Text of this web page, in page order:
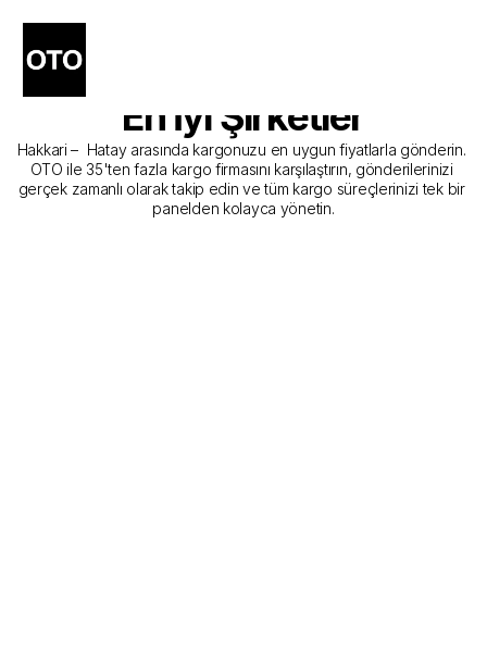
Hakkari - Hatay Kargo
Gönderim Hizmeti Sunan
En İyi Şirketler
Hakkari –  Hatay arasında kargonuzu en uygun fiyatlarla gönderin.
OTO ile 35'ten fazla kargo firmasını karşılaştırın, gönderilerinizi
gerçek zamanlı olarak takip edin ve tüm kargo süreçlerinizi tek bir
panelden kolayca yönetin.